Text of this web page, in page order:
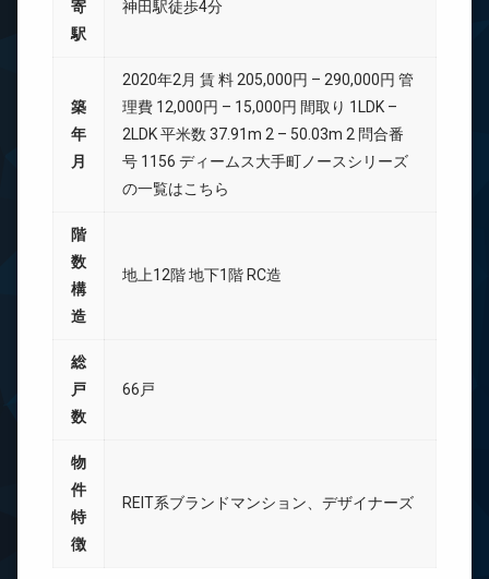
寄
駅
神田駅徒歩4分
築
年
月
2020年2月 賃 料 205,000円 – 290,000円 管
理費 12,000円 – 15,000円 間取り 1LDK –
2LDK 平米数 37.91m 2 – 50.03m 2 問合番
号 1156 ディームス大手町ノースシリーズ
の一覧はこちら
階
数
構
造
地上12階 地下1階 RC造
総
戸
数
66戸
物
件
特
徴
REIT系ブランドマンション、デザイナーズ